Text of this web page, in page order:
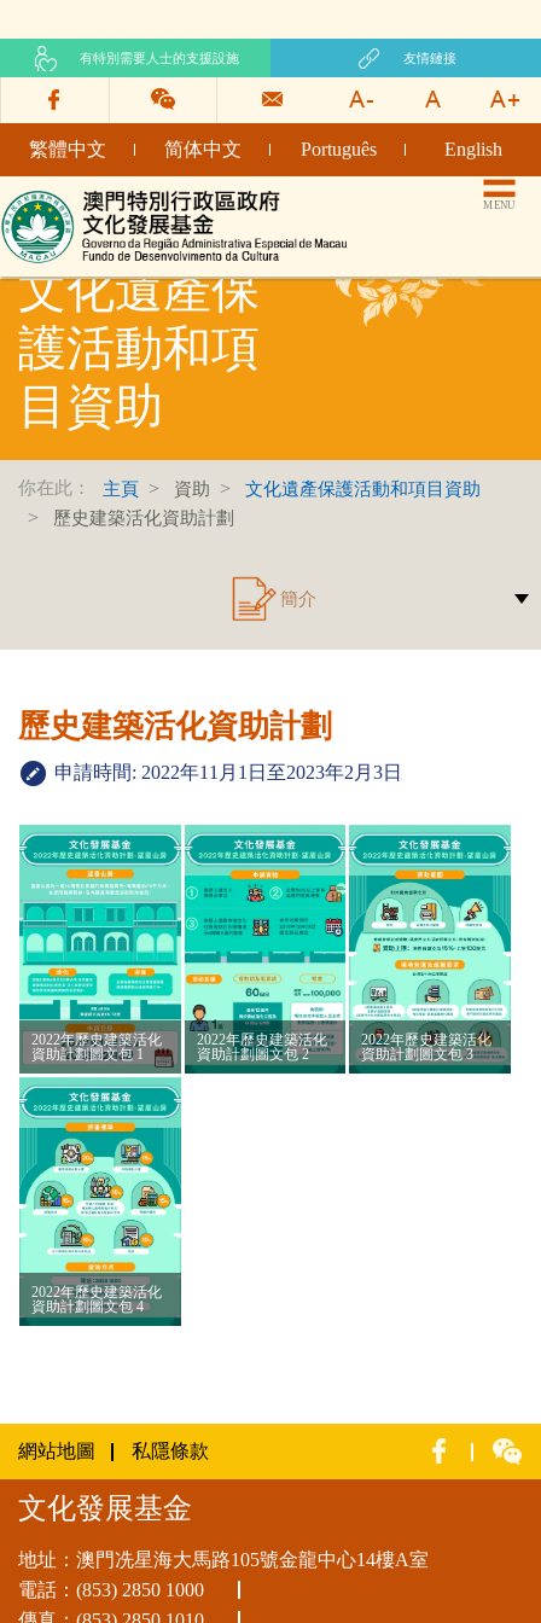
有特別需要人士的支援設施 友情鏈接
繁體中文 简体中文 Português English
文化發展基金網頁 MENU
文化遺產保
護活動和項
目資助
你在此： 主頁 資助
文化遺產保護活動和項目資助
歷史建築活化資助計劃
簡介
歷史建築活化資助計劃
申請時間: 2022年11月1日至2023年2月3日
2022年歷史建築活化
資助計劃圖文包 1
2022年歷史建築活化
資助計劃圖文包 2
2022年歷史建築活化
資助計劃圖文包 3
2022年歷史建築活化
資助計劃圖文包 4
網站地圖 私隱條款
文化發展基金
地址：澳門冼星海大馬路105號金龍中心14樓A室
電話： (853) 2850 1000